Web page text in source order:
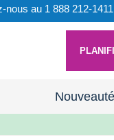
nous au 1 888 212-1411